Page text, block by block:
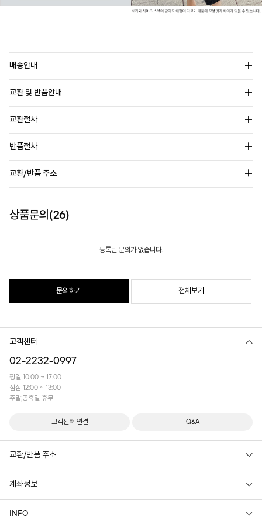
배송안내
교환 및 반품안내
교환절차
반품절차
교환/반품 주소
상품문의(26)
등록된 문의가 없습니다.
문의하기 전체보기
고객센터
02-2232-0997
평일 10:00 ~ 17:00
점심 12:00 ~ 13:00
주말,공휴일 휴무
고객센터 연결 Q&A
교환/반품 주소
계좌정보
INFO